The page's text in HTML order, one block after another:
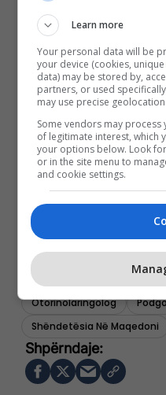
Otorinolaringolog
Shëndetësia Në Maqedoni
Learn more
Your personal data will be
your device (cookies,
data) may be stored by,
partners, or used
may use precise
Some vendors may
of legitimate interest, which
your options below. Look
or in the site menu to
and cookie settings.